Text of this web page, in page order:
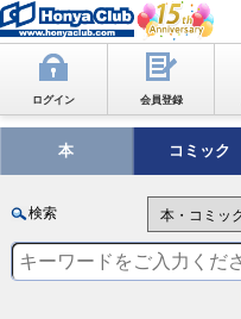
ログイン 会員登録
本 コミック
検索